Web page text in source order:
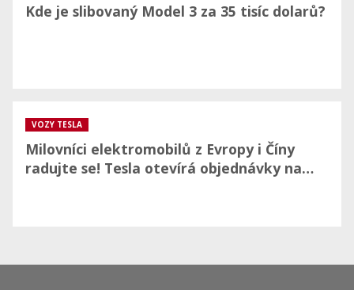
Kde je slibovaný Model 3 za 35 tisíc dolarů?
Milovníci elektromobilů z Evropy i Číny
radujte se! Tesla otevírá objednávky na…
VOZY TESLA